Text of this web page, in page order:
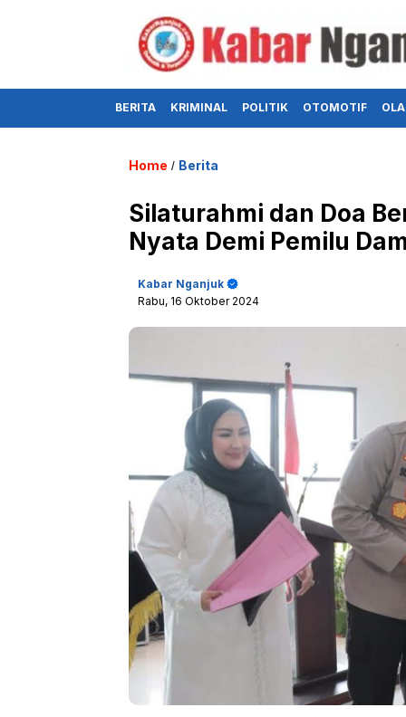
BERITA KRIMINAL POLITIK OTOMOTIF
Home / Berita
Silaturahmi dan Doa
Nyata Demi Pemilu
Kabar Nganjuk
Rabu, 16 Oktober 2024